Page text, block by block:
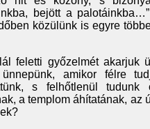
bejött a
közülünk is egyre
feletti győzelmét akarjuk
amikor félre
s felhőtlenül tudunk
a templom áhítatának, az